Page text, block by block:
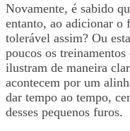
Novamente, é sabido
entanto, ao adicionar o
tolerável assim? Ou
poucos os treinamentos
ilustram de maneira
acontecem por um
dar tempo ao tempo,
desses pequenos furos.